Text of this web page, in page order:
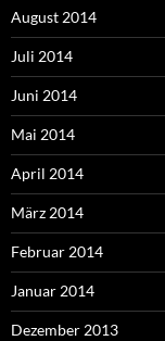
August 2014
Juli 2014
Juni 2014
Mai 2014
April 2014
März 2014
Februar 2014
Januar 2014
Dezember 2013